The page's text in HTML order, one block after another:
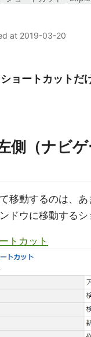
at 2019-03-20
ョートカット
側（ナビ
移動するのは、あ
ドウに移動するシ
トカット